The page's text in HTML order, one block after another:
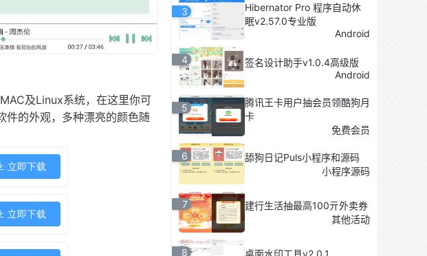
及Linux系统，在这里你可
件的外观，多种漂亮的颜色随
立即下载
立即下载
3
Hibernator Pro 程序自动休
眠v2.57.0专业版
Android
4
签名设计助手v1.0.4高级版
Android
5
腾讯王卡用户抽会员领酷狗月
卡
免费会员
6
舔狗日记Puls小程序和源码
小程序源码
7
建行生活抽最高100亓外卖券
其他活动
8
桌面水印工具v2.0.1